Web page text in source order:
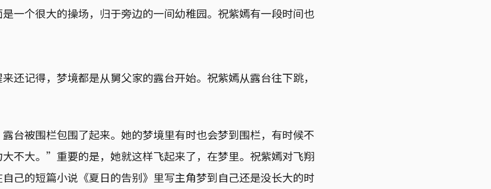
一个很大的操场，归于旁边的一间幼稚园。祝紫嫣有一段时间也
还记得，梦境都是从舅父家的露台开始。祝紫嫣从露台往下跳，
台被围栏包围了起来。她的梦境里有时也会梦到围栏，有时候不
不大。”重要的是，她就这样飞起来了，在梦里。祝紫嫣对飞翔
己的短篇小说《夏日的告别》里写主角梦到自己还是没长大的时